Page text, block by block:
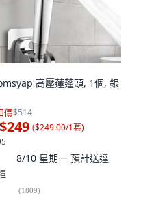
高壓蓮蓬頭, 1個, 銀
價$514
$249 ($249.00/1套)
8/10 星期一 預計送達
(1809)